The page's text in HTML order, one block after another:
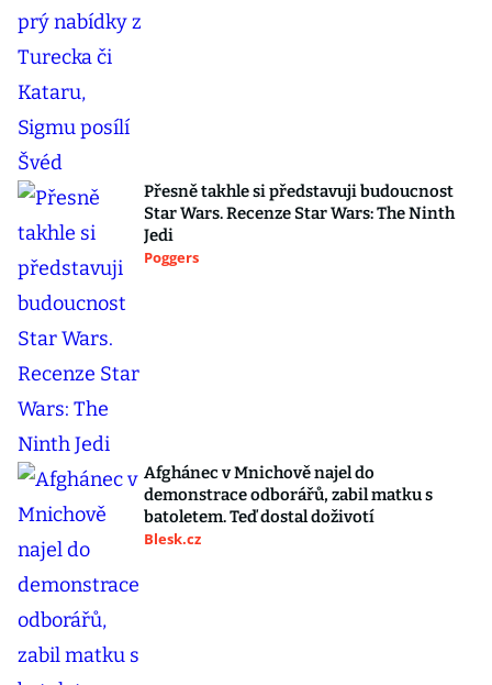
Přesně takhle si představuji budoucnost
Star Wars. Recenze Star Wars: The Ninth
Jedi
Poggers
Afghánec v Mnichově najel do
demonstrace odborářů, zabil matku s
batoletem. Teď dostal doživotí
Blesk.cz